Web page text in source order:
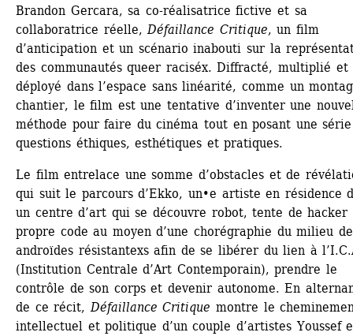
Brandon Gercara, sa co-réalisatrice fictive et sa
collaboratrice réelle, Défaillance Critique, un film
d’anticipation et un scénario inabouti sur la
des communautés queer raciséx. Diffracté, multiplié et
déployé dans l’espace sans linéarité, comme un
chantier, le film est une tentative d’inventer une
méthode pour faire du cinéma tout en posant une
questions éthiques, esthétiques et pratiques.
Le film entrelace une somme d’obstacles et de
qui suit le parcours d’Ekko, un•e artiste en résidence
un centre d’art qui se découvre robot, tente de hacker
propre code au moyen d’une chorégraphie du milieu
androïdes résistantexs afin de se libérer du lien à
(Institution Centrale d’Art Contemporain), prendre le
contrôle de son corps et devenir autonome. En
de ce récit, Défaillance Critique montre le
intellectuel et politique d’un couple d’artistes Youssef